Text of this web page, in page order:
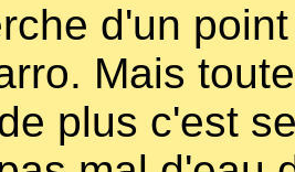
d'un
Mais
plus c'est